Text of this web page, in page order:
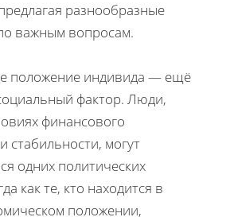
разнообразные
важным вопросам.
положение индивида — ещё
фактор. Люди,
финансового
стабильности, могут
одних политических
как те, кто находится в
положении,